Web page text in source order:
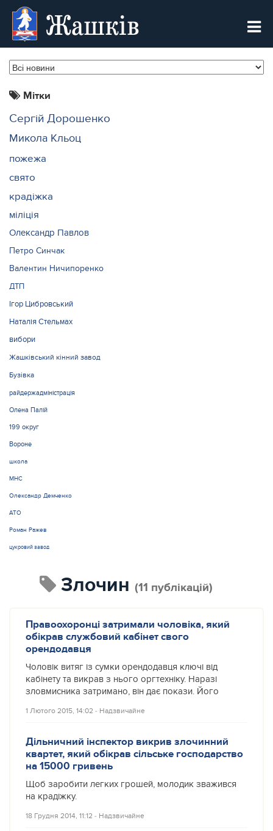
Жашків
Мітки
Сергій Дорошенко
Микола Кльоц
пожежа
свято
крадіжка
міліція
Олександр Павлов
Петро Синчак
Валентин Ничипоренко
ДТП
Ігор Цибровський
Наталія Стельмах
вибори
Жашківський кінний завод
Бузівка
райдержадміністрація
Олена Палій
199 округ
Вороне
школа
МНС
Олександр Демченко
АТО
Роман Ражев
цукровий завод
злочин (11 публікацій)
Правоохоронці затримали чоловіка, який
обікрав службовий кабінет свого
орендодавця
Чоловік витяг із сумки орендодавця ключі від
кабінету та викрав з нього оргтехніку. Наразі
зловмисника затримано, він дає покази. Його
1 Лютого 2015, 14:02 ‐ Надзвичайне
Дільничний інспектор викрив злочинний
квартет, який обікрав сільське господарство
на 15000 гривень
Щоб заробити легких грошей, молодик зважився
на крадіжку.
18 Грудня 2014, 11:12 ‐ Надзвичайне